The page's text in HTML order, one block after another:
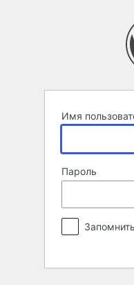
Имя
Пароль